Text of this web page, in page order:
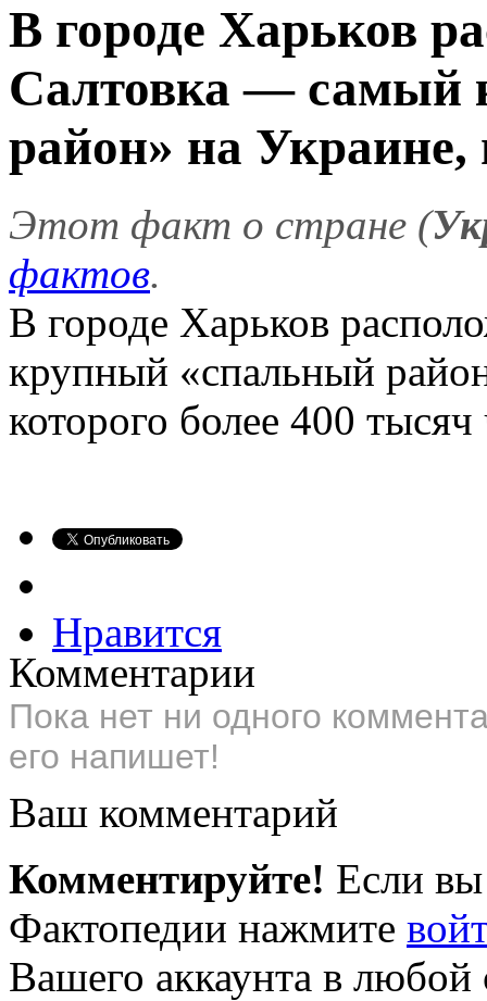
В городе Харьков
Салтовка — самый
район» на Украине,
Этот факт о стране (
фактов.
В городе Харьков
крупный «спальный
которого более 400 тысяч
Нравится
Комментарии
Пока нет ни одного
его напишет!
Ваш комментарий
Комментируйте! Если вы
Фактопедии нажмите
Вашего аккаунта в любой